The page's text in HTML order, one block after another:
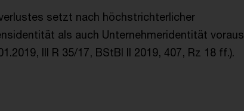
setzt nach höchstrichterlicher
als auch Unternehmeridentität voraus
III R 35/17, BStBl II 2019, 407, Rz 18 ff.).